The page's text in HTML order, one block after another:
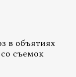
в объятиях
съемок